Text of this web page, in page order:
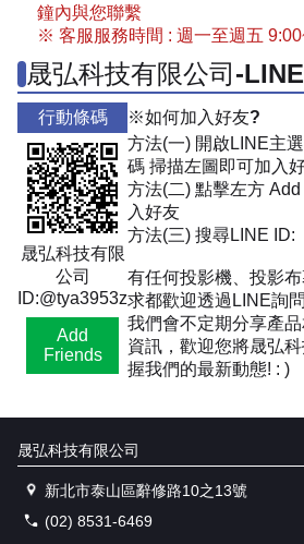
鐘內與您聯繫
※ 客服服務時間 : 週一至週五
晟弘科技有限公司-
行動條碼
晟弘科技有限
公司
ID:@tya3953z
Add
Friends
※如何加入好友?
方法(一) 開啟LINE主
碼 掃描左圖即可加入
方法(二) 點擊左方
入好友
方法(三) 搜尋LINE ID:
有任何投影機、投影
求都歡迎透過LINE詢問
我們會不定期分享產
資訊，歡迎您將晟弘
握我們的最新動態! : )
晟弘科技有限公司
新北市泰山區辭修路10之13號
(02) 8531-6469